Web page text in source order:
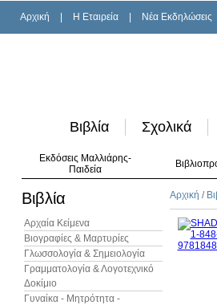
Αρχική H Εταιρεία Νέα Εκδηλώσεις
Βιβλία Σχολικά
Εκδόσεις Μαλλιάρης-
Παιδεία
Βιβλία
Αρχαία Κείμενα
Βιογραφίες & Μαρτυρίες
Γλωσσολογία & Σημειολογία
Γραμματολογία & Λογοτεχνικό
Δοκίμιο
Γυναίκα - Μητρότητα -
Αρχική /